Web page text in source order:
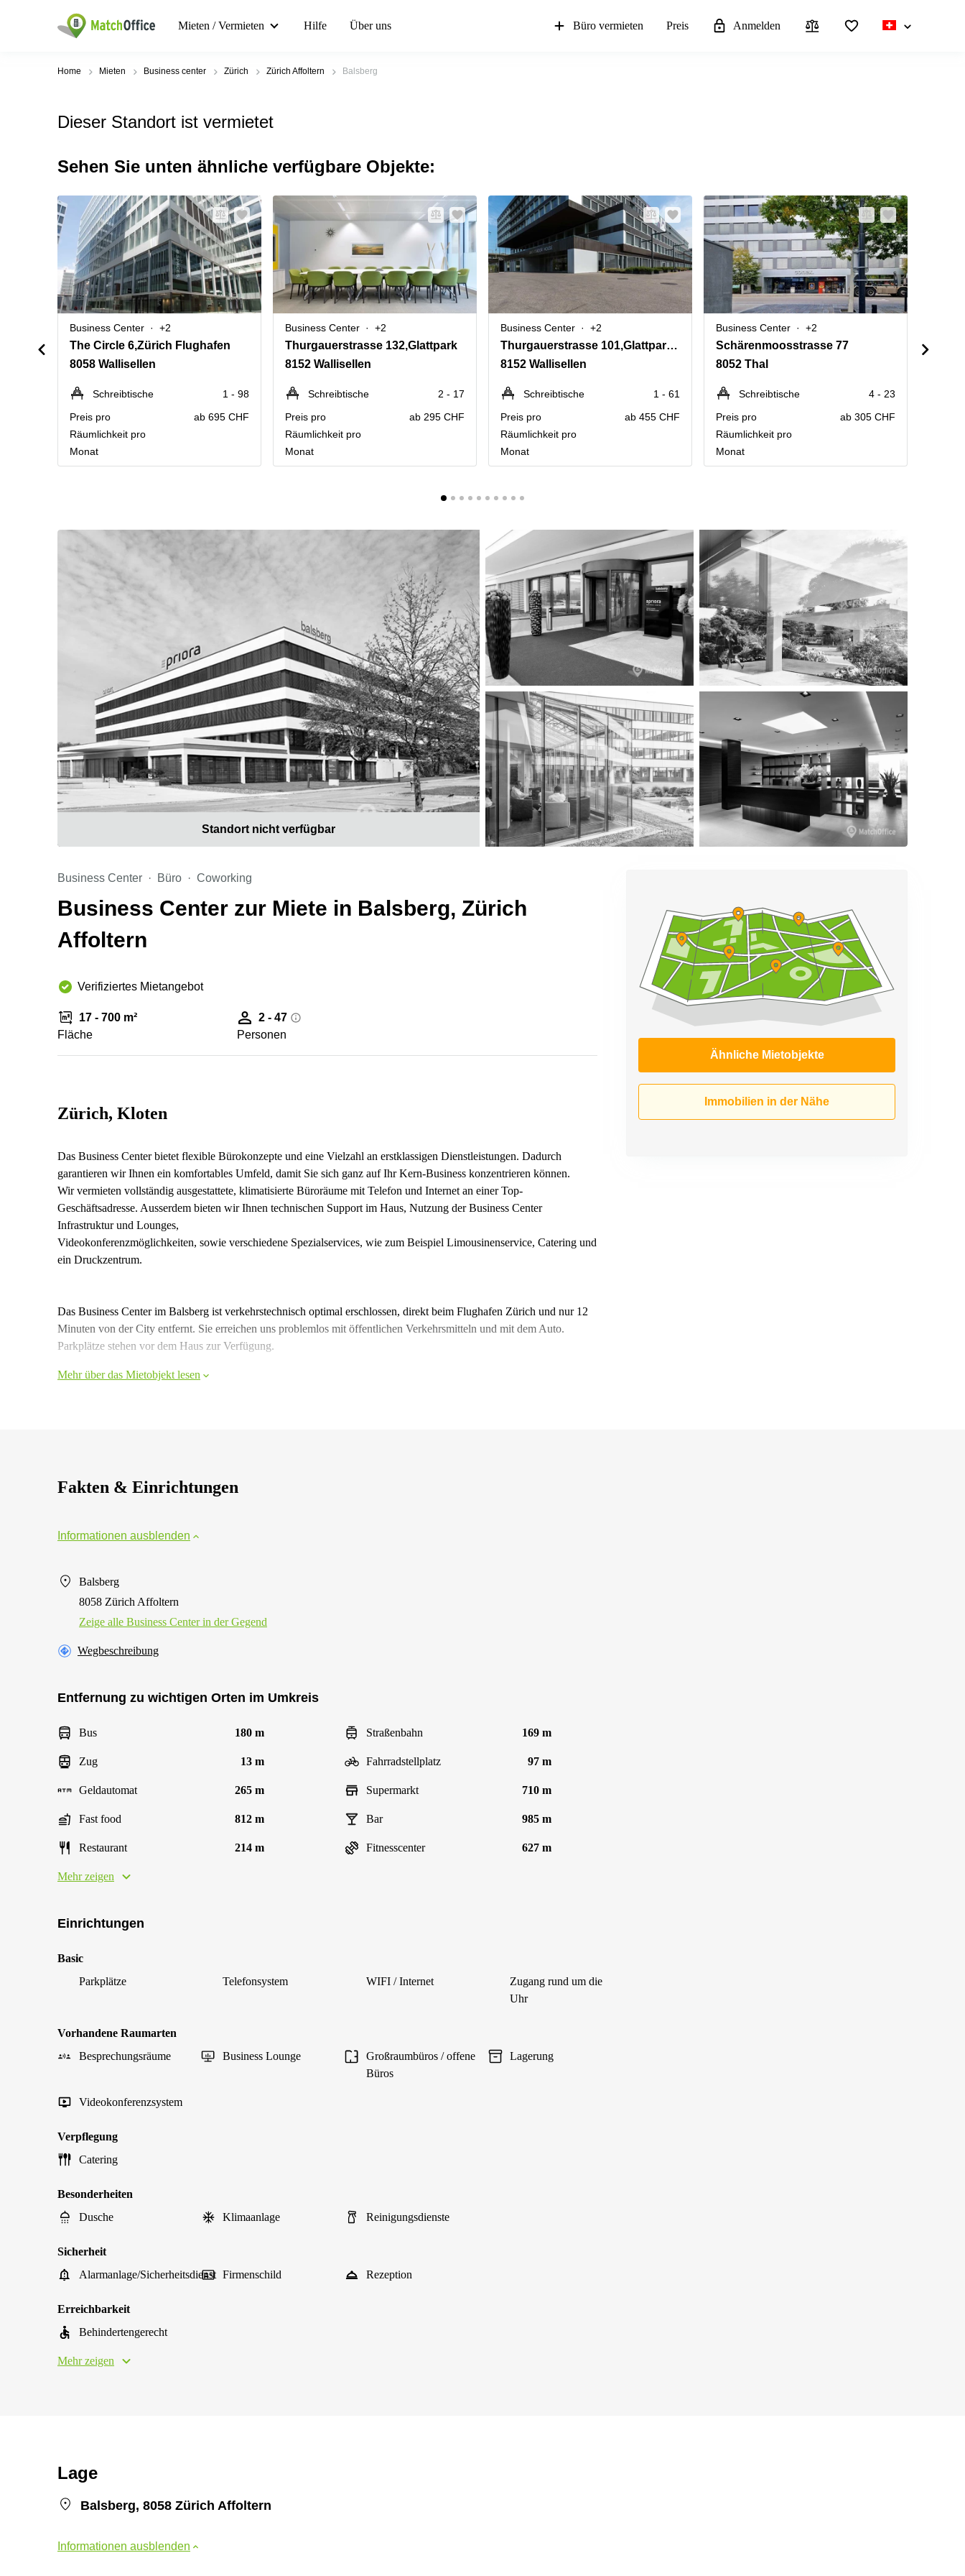
Mieten / Vermieten Hilfe Über uns Büro vermieten Preis Anmelden
Home Mieten Business center Zürich Zürich Affoltern Balsberg
Dieser Standort ist vermietet
Sehen Sie unten ähnliche verfügbare Objekte:
Business Center +2
The Circle 6,Zürich Flughafen
8058 Wallisellen
Schreibtische
1 - 98
Preis pro
Räumlichkeit pro
Monat
ab 695 CHF
Business Center +2
Thurgauerstrasse 132,Glattpark
8152 Wallisellen
Schreibtische
2 - 17
Preis pro
Räumlichkeit pro
Monat
ab 295 CHF
Business Center +2
Thurgauerstrasse 101,Glattpark,(Opfikon)
8152 Wallisellen
Schreibtische
1 - 61
Preis pro
Räumlichkeit pro
Monat
ab 455 CHF
Business Center +2
Schärenmoosstrasse 77
8052 Thal
Schreibtische
4 - 23
Preis pro
Räumlichkeit pro
Monat
ab 305 CHF
Standort nicht verfügbar
Business Center Büro Coworking
Business Center zur Miete in Balsberg, Zürich
Affoltern
Verifiziertes Mietangebot
17 - 700 m²
Fläche
2 - 47
Personen
Ähnliche Mietobjekte
Immobilien in der Nähe
Zürich, Kloten
Das Business Center bietet flexible Bürokonzepte und eine Vielzahl an erstklassigen Dienstleistungen. Dadurch
garantieren wir Ihnen ein komfortables Umfeld, damit Sie sich ganz auf Ihr Kern-Business konzentrieren können.
Wir vermieten vollständig ausgestattete, klimatisierte Büroräume mit Telefon und Internet an einer Top-
Geschäftsadresse. Ausserdem bieten wir Ihnen technischen Support im Haus, Nutzung der Business Center
Infrastruktur und Lounges,
Videokonferenzmöglichkeiten, sowie verschiedene Spezialservices, wie zum Beispiel Limousinenservice, Catering und
ein Druckzentrum.
Das Business Center im Balsberg ist verkehrstechnisch optimal erschlossen, direkt beim Flughafen Zürich und nur 12
Minuten von der City entfernt. Sie erreichen uns problemlos mit öffentlichen Verkehrsmitteln und mit dem Auto.
Parkplätze stehen vor dem Haus zur Verfügung.
Mehr über das Mietobjekt lesen
Fakten & Einrichtungen
Informationen ausblenden
Balsberg
8058 Zürich Affoltern
Zeige alle Business Center in der Gegend
Wegbeschreibung
Entfernung zu wichtigen Orten im Umkreis
Bus 180 m Straßenbahn 169 m
Zug 13 m Fahrradstellplatz 97 m
Geldautomat 265 m Supermarkt 710 m
Fast food 812 m Bar 985 m
Restaurant 214 m Fitnesscenter 627 m
Mehr zeigen
Einrichtungen
Basic
Parkplätze
Telefonsystem WIFI / Internet
Zugang rund um die
Uhr
Vorhandene Raumarten
Besprechungsräume
Business Lounge
Großraumbüros / offene
Büros
Lagerung
Videokonferenzsystem
Verpflegung
Catering
Besonderheiten
Dusche
Klimaanlage Reinigungsdienste
Sicherheit
Alarmanlage/Sicherheitsdienst Firmenschild Rezeption
Erreichbarkeit
Behindertengerecht
Mehr zeigen
Lage
Balsberg, 8058 Zürich Affoltern
Informationen ausblenden